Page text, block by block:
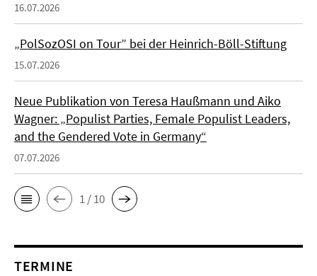
16.07.2026
„PolSozOSI on Tour” bei der Heinrich-Böll-Stiftung
15.07.2026
Neue Publikation von Teresa Haußmann und Aiko
Wagner: „Populist Parties, Female Populist Leaders,
and the Gendered Vote in Germany“
07.07.2026
1 / 10
TERMINE